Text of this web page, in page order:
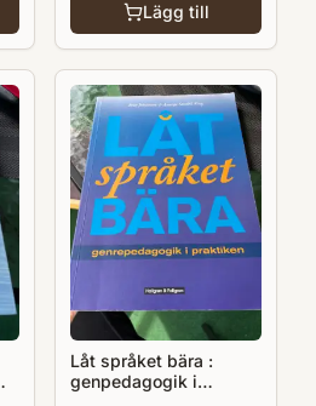
Lägg till
Låt språket bära :
genpedagogik i